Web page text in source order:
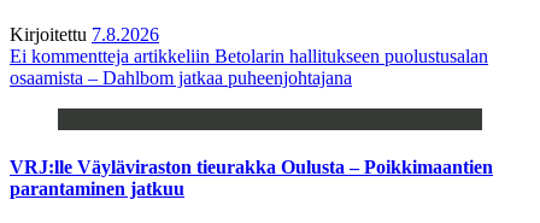
Kirjoitettu 7.8.2026
Ei kommentteja artikkeliin Betolarin hallitukseen puolustusalan
osaamista – Dahlbom jatkaa puheenjohtajana
VRJ:lle Väyläviraston tieurakka Oulusta – Poikkimaantien
parantaminen jatkuu